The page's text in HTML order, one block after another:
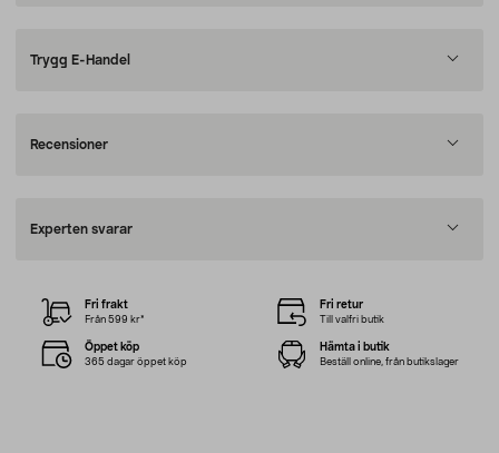
Trygg E-Handel
Recensioner
Experten svarar
Fri frakt
Från 599 kr*
Fri retur
Till valfri butik
Öppet köp
365 dagar öppet köp
Hämta i butik
Beställ online, från butikslager